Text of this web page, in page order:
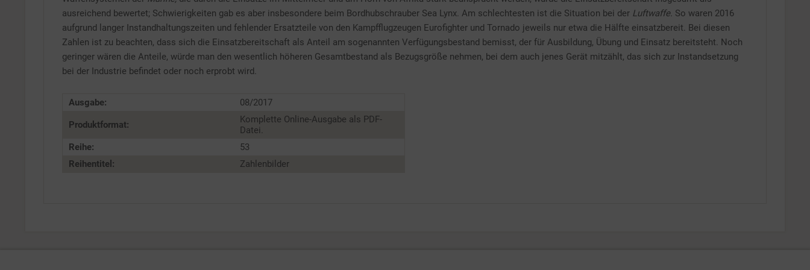
ausreichend bewertet; Schwierigkeiten gab es aber insbesondere beim Bordhubschrauber Sea Lynx. Am schlechtesten ist die Situation bei der Luftwaffe. So waren 2016
aufgrund langer Instandhaltungszeiten und fehlender Ersatzteile von den Kampfflugzeugen Eurofighter und Tornado jeweils nur etwa die Hälfte einsatzbereit. Bei diesen
Zahlen ist zu beachten, dass sich die Einsatzbereitschaft als Anteil am sogenannten Verfügungsbestand bemisst, der für Ausbildung, Übung und Einsatz bereitsteht. Noch
geringer wären die Anteile, würde man den wesentlich höheren Gesamtbestand als Bezugsgröße nehmen, bei dem auch jenes Gerät mitzählt, das sich zur Instandsetzung
bei der Industrie befindet oder noch erprobt wird.
Ausgabe: 08/2017
Produktformat:
Komplette Online-Ausgabe als PDF-
Datei.
Reihe:
53
Reihentitel:
Zahlenbilder